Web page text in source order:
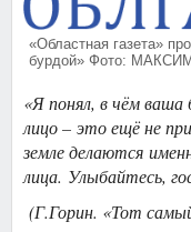
«Областная газета»
бурдой» Фото:
«Я понял, в чём
лицо – это ещё не
земле делаются
лица. Улыбайтесь,
(Г.Горин. «Тот